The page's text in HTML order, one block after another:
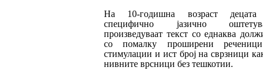
На 10-годишна возраст
специфично ја­зично
произведуваат текст со ед­нак­ва
со помалку проширени
стимулации и ист број на сврзници
нив­ните врсници без тешкотии.